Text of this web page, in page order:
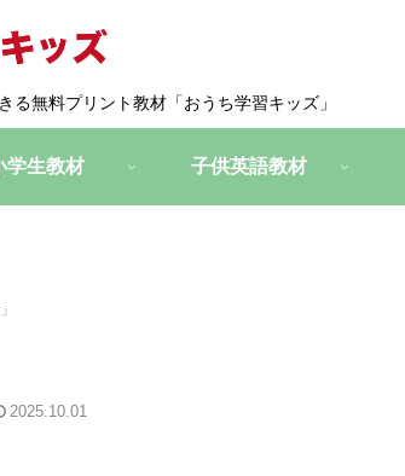
無料プリント教材「おうち学習キッズ」
学生教材 子供英語教材
2025.10.01